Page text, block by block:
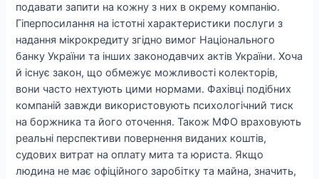
подавати запити на кожну з них в окрему компанію.
Гіперпосилання на істотні характеристики послуги з
надання мікрокредиту згідно вимог Національного
банку України та інших законодавчих актів України. Хоча
й існує закон, що обмежує можливості колекторів,
вони часто нехтують цими нормами. Фахівці подібних
компаній завжди використовують психологічний тиск
на боржника та його оточення. Також МФО враховують
реальні перспективи повернення виданих коштів,
судових витрат на оплату мита та юриста. Якщо
людина не має офіційного заробітку та майна, значить,